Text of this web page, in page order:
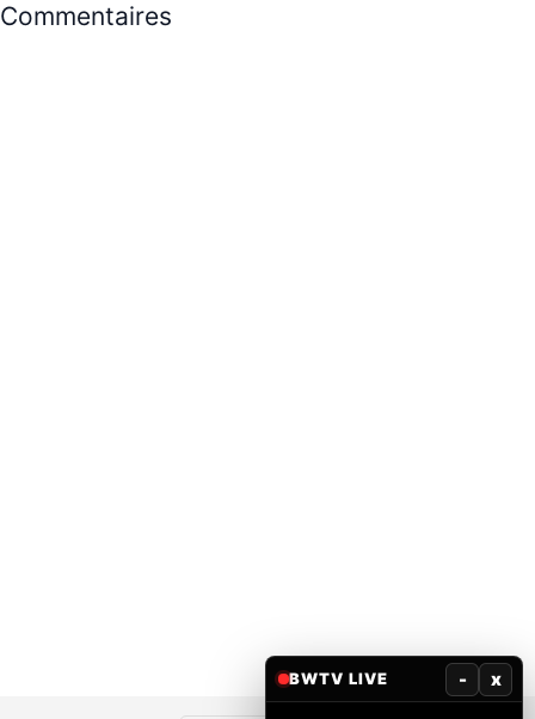
Commentaires
BWTV LIVE - x